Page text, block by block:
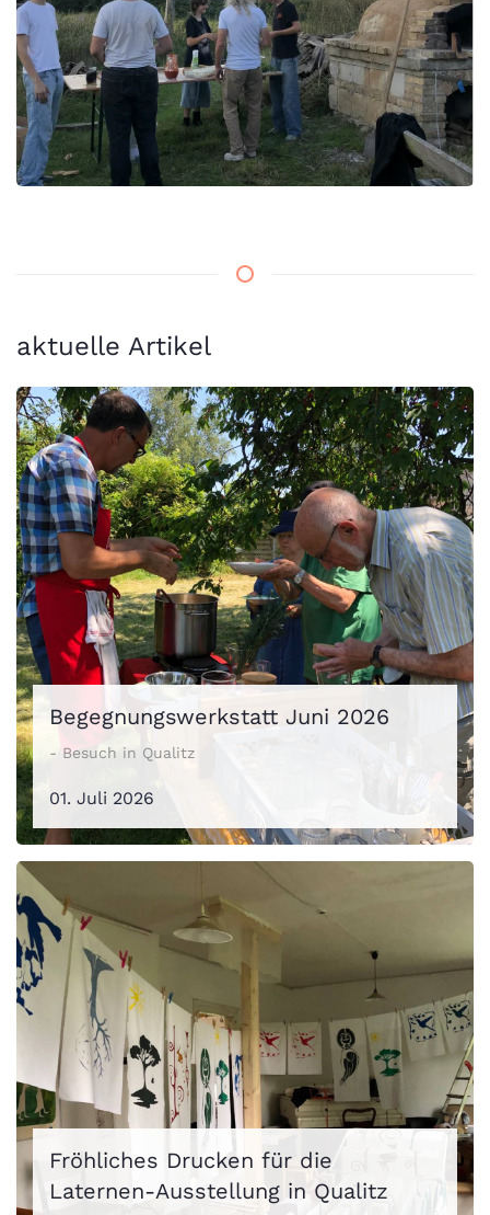
aktuelle Artikel
Begegnungswerkstatt Juni 2026
- Besuch in Qualitz
01. Juli 2026
Fröhliches Drucken für die
Laternen-Ausstellung in Qualitz